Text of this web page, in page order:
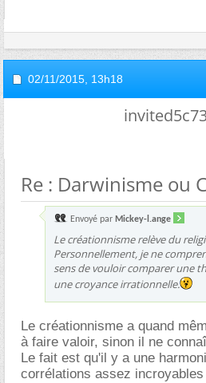
02/11/2015, 13h18
Re : Darwinisme ou
Envoyé par Mickey-l.ange
Le créationnisme relève du
Personnellement, je ne
sens de vouloir comparer une
une croyance irrationnelle.
Le créationnisme a quand
à faire valoir, sinon il ne
Le fait est qu'il y a une
corrélations assez